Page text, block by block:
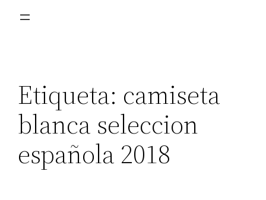
Etiqueta: camiseta
blanca seleccion
española 2018